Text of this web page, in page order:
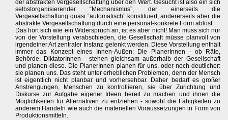
der abstrakten Vergesellschaftung über den Wert. Gesucht ist also ein sich
selbstorganisierender “Mechanismus”, der einerseits die
Vergesellschaftung quasi “automatisch” konstituiert, andererseits aber die
abstrakte Vergesellschaftung durch eine personal-konkrete Form ablöst.
Das hört sich wie ein Widerspruch an, ist es aber nicht! Man muss sich nur
von der Vorstellung verabschieden, die Gesellschaft müsse planvoll von
irgendeiner Art zentraler Instanz gelenkt werden. Diese Vorstellung enthält
immer das Konzept eines Innen-Außen: Die PlanerInnen - ob Räte,
Behörde, DiktatorInnen - stehen gleichsam außerhalb der Gesellschaft
und planen diese. Die PlanerInnen planen für uns, oder noch deutlicher:
sie planen uns. Das steht unter erheblichen Problemen, denn der Mensch
ist eigentlich nicht planbar und vorhersehbar. Daher bedarf es großer
Anstrengungen, Menschen zu kontrollieren, sie über Zurichtung und
Diskurse zur Aufgabe eigener Ideen bereit zu machen und ihnen die
Möglichkeiten für Alternativen zu entziehen - sowohl die Fähigkeiten zu
anderem Handeln wie auch die materiellen Voraussetzungen in Form von
Produktionsmitteln.